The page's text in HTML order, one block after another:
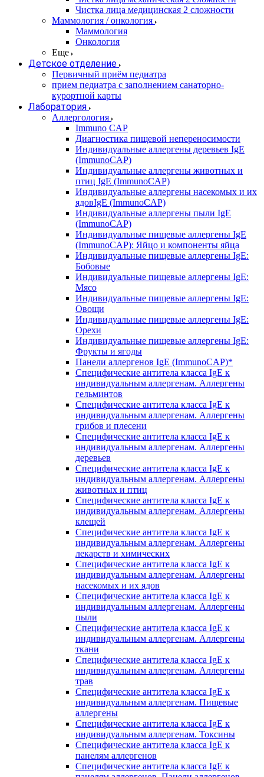
Чистка лица медицинская 2 сложности
Маммология / онкология
Маммология
Онкология
Еще
Детское отделение
Первичный приём педиатра
прием педиатра с заполнением санаторно-
курортной карты
Лаборатория
Аллергология
Immuno CAP
Диагностика пищевой непереносимости
Индивидуальные аллергены деревьев IgE
(ImmunoCAP)
Индивидуальные аллергены животных и
птиц IgE (ImmunoCAP)
Индивидуальные аллергены насекомых и их
ядовIgE (ImmunoCAP)
Индивидуальные аллергены пыли IgE
(ImmunoCAP)
Индивидуальные пищевые аллергены IgE
(ImmunoCAP): Яйцо и компоненты яйца
Индивидуальные пищевые аллергены IgE:
Бобовые
Индивидуальные пищевые аллергены IgE:
Мясо
Индивидуальные пищевые аллергены IgE:
Овощи
Индивидуальные пищевые аллергены IgE:
Орехи
Индивидуальные пищевые аллергены IgE:
Фрукты и ягоды
Панели аллергенов IgE (ImmunoCAP)*
Специфические антитела класса IgE к
индивидуальным аллергенам. Аллергены
гельминтов
Специфические антитела класса IgE к
индивидуальным аллергенам. Аллергены
грибов и плесени
Специфические антитела класса IgE к
индивидуальным аллергенам. Аллергены
деревьев
Специфические антитела класса IgE к
индивидуальным аллергенам. Аллергены
животных и птиц
Специфические антитела класса IgE к
индивидуальным аллергенам. Аллергены
клещей
Специфические антитела класса IgE к
индивидуальным аллергенам. Аллергены
лекарств и химических
Специфические антитела класса IgE к
индивидуальным аллергенам. Аллергены
насекомых и их ядов
Специфические антитела класса IgE к
индивидуальным аллергенам. Аллергены
пыли
Специфические антитела класса IgE к
индивидуальным аллергенам. Аллергены
ткани
Специфические антитела класса IgE к
индивидуальным аллергенам. Аллергены
трав
Специфические антитела класса IgE к
индивидуальным аллергенам. Пищевые
аллергены
Специфические антитела класса IgE к
индивидуальным аллергенам. Токсины
Специфические антитела класса IgE к
панелям аллергенов
Специфические антитела класса IgE к